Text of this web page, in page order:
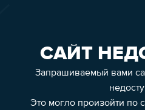
САЙТ
Запрашиваемый вами
Это могло произойти по